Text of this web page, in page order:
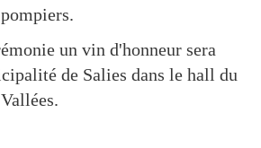
un vin d'honneur sera
de Salies dans le hall du